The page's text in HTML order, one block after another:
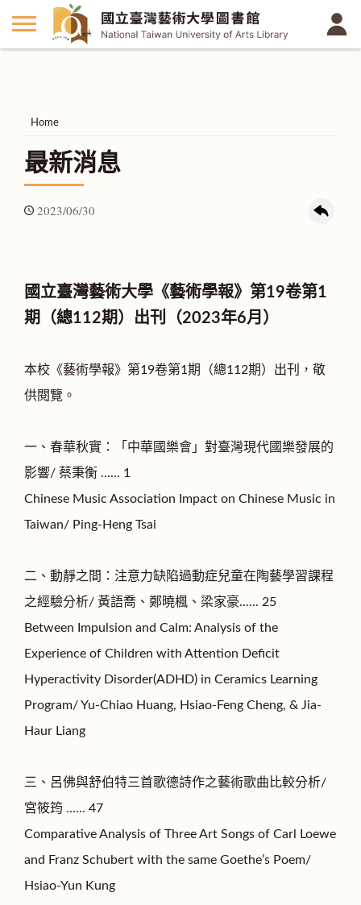
Home
最新消息
2023/06/30
國立臺灣藝術大學《藝術學報》第19卷第1
期（總112期）出刊（2023年6月）
本校《藝術學報》第19卷第1期（總112期）出刊，敬
供閱覽。
⼀、春華秋實：「中華國樂會」對臺灣現代國樂發展的
影響/ 蔡秉衡 ...... 1
Chinese Music Association Impact on Chinese Music in
Taiwan/ Ping-Heng Tsai
二、動靜之間：注意力缺陷過動症兒童在陶藝學習課程
之經驗分析/ 黃語喬、鄭曉楓、梁家豪...... 25
Between Impulsion and Calm: Analysis of the
Experience of Children with Attention Deficit
Hyperactivity Disorder(ADHD) in Ceramics Learning
Program/ Yu-Chiao Huang, Hsiao-Feng Cheng, & Jia-
Haur Liang
三、呂佛與舒伯特三首歌德詩作之藝術歌曲比較分析/
宮筱筠 ...... 47
Comparative Analysis of Three Art Songs of Carl Loewe
and Franz Schubert with the same Goethe’s Poem/
Hsiao-Yun Kung